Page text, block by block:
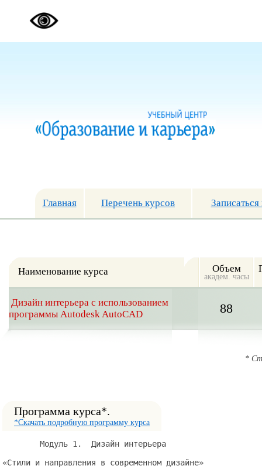
Главная Перечень курсов Записаться
Наименование курса Объем
академ. часы
Дизайн интерьера с использованием
программы Autodesk AutoCAD
88
*
Программа курса*.
*Скачать подробную программу курса
«Стили и направления в современном дизайне»